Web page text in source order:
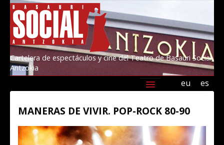
Cartelera de espectáculos y cine del Teatro de Basauri Social
Antzokia
es
eu
MANERAS DE VIVIR. POP-ROCK 80-90